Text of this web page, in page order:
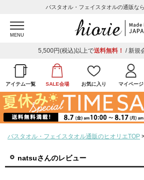
バスタオル・フェイスタオルの通販な
MENU
5,500円(税込)以上で送料無料！ / 新規
アイテム一覧 SALE会場 お気に入り マイページ
バスタオル・フェイスタオル通販のヒオリエTOP
natsuさんのレビュー